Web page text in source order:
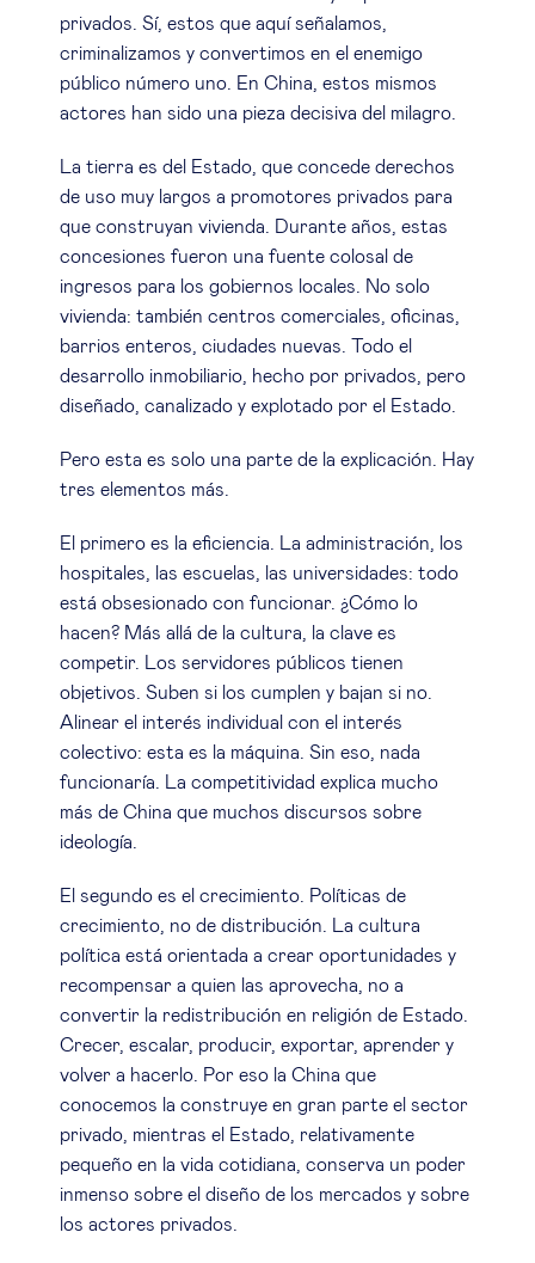
privados. Sí, estos que aquí señalamos,
criminalizamos y convertimos en el enemigo
público número uno. En China, estos mismos
actores han sido una pieza decisiva del milagro.
La tierra es del Estado, que concede derechos
de uso muy largos a promotores privados para
que construyan vivienda. Durante años, estas
concesiones fueron una fuente colosal de
ingresos para los gobiernos locales. No solo
vivienda: también centros comerciales, oficinas,
barrios enteros, ciudades nuevas. Todo el
desarrollo inmobiliario, hecho por privados, pero
diseñado, canalizado y explotado por el Estado.
Pero esta es solo una parte de la explicación. Hay
tres elementos más.
El primero es la eficiencia. La administración, los
hospitales, las escuelas, las universidades: todo
está obsesionado con funcionar. ¿Cómo lo
hacen? Más allá de la cultura, la clave es
competir. Los servidores públicos tienen
objetivos. Suben si los cumplen y bajan si no.
Alinear el interés individual con el interés
colectivo: esta es la máquina. Sin eso, nada
funcionaría. La competitividad explica mucho
más de China que muchos discursos sobre
ideología.
El segundo es el crecimiento. Políticas de
crecimiento, no de distribución. La cultura
política está orientada a crear oportunidades y
recompensar a quien las aprovecha, no a
convertir la redistribución en religión de Estado.
Crecer, escalar, producir, exportar, aprender y
volver a hacerlo. Por eso la China que
conocemos la construye en gran parte el sector
privado, mientras el Estado, relativamente
pequeño en la vida cotidiana, conserva un poder
inmenso sobre el diseño de los mercados y sobre
los actores privados.